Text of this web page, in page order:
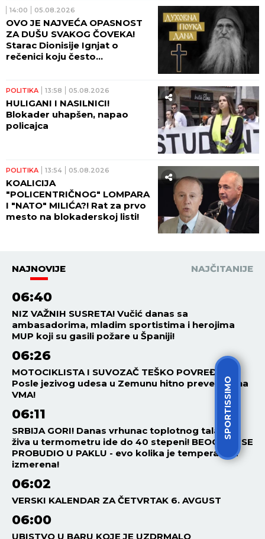
SPORTISSIMO
14:00 05.08.2026
OVO JE NAJVEĆA OPASNOST
ZA DUŠU SVAKOG ČOVEKA!
Starac Dionisije Ignjat o
rečenici koju često
života!
POLITIKA 13:58 05.08.2026
HULIGANI I NASILNICI!
Blokader uhapšen, napao
policajca
POLITIKA 13:54 05.08.2026
KOALICIJA
"POLICENTRIČNOG" LOMPARA
I "NATO" MILIĆA?! Rat za prvo
mesto na blokaderskoj listi!
NAJNOVIJE NAJČITANIJE
06:40
NIZ VAŽNIH SUSRETA! Vučić danas sa
ambasadorima, mladim sportistima i herojima
MUP koji su gasili požare u Španiji!
06:26
MOTOCIKLISTA I SUVOZAČ TEŠKO POVREĐENI!
Posle jezivog udesa u Zemunu hitno prevezeni na
VMA!
06:11
SRBIJA GORI! Danas vrhunac toplotnog talasa,
živa u termometru ide do 40 stepeni! BEOGRAD SE
PROBUDIO U PAKLU - evo kolika je temperatura
izmerena!
06:02
VERSKI KALENDAR ZA ČETVRTAK 6. AVGUST
06:00
UBISTVO U BARU KOJE JE UZDRMALO